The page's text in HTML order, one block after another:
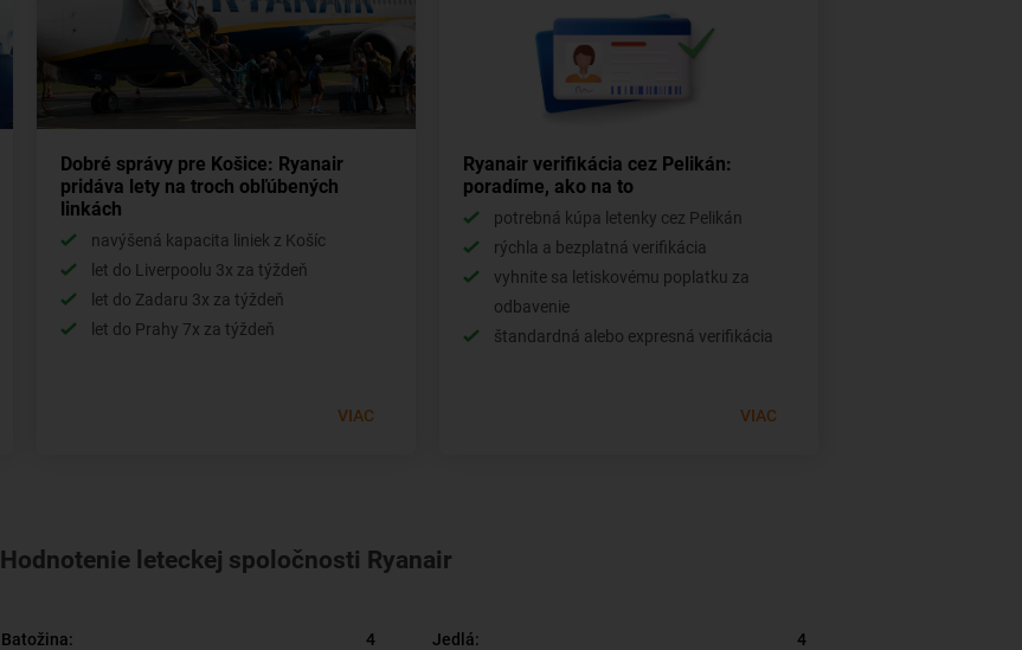
Dobré správy pre Košice: Ryanair
pridáva lety na troch obľúbených
linkách
navýšená kapacita liniek z Košíc
let do Liverpoolu 3x za týždeň
let do Zadaru 3x za týždeň
let do Prahy 7x za týždeň
VIAC
Ryanair verifikácia cez Pelikán:
poradíme, ako na to
potrebná kúpa letenky cez Pelikán
rýchla a bezplatná verifikácia
vyhnite sa letiskovému poplatku za
odbavenie
štandardná alebo expresná verifikácia
VIAC
Hodnotenie leteckej spoločnosti Ryanair
Batožina: 4 Jedlá: 4